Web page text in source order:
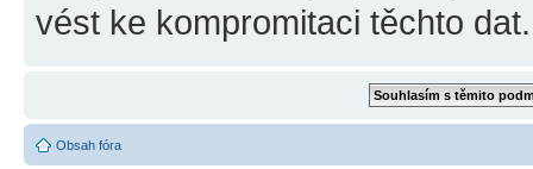
vést ke kompromitaci těchto dat.
Obsah fóra